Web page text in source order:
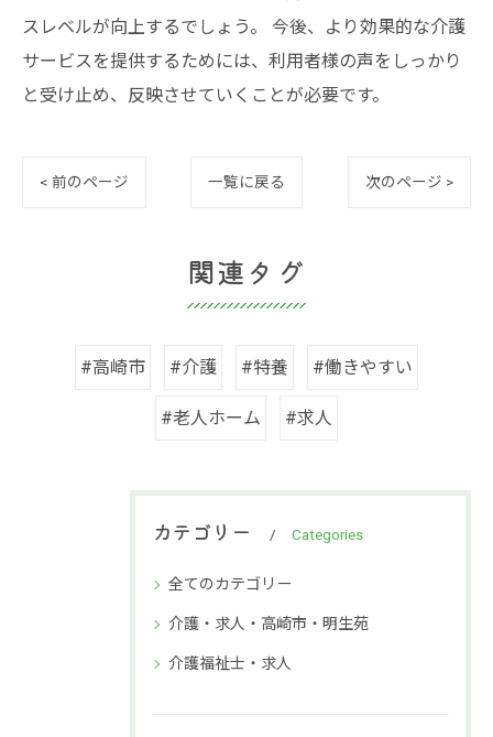
スレベルが向上するでしょう。 今後、より効果的な介護
サービスを提供するためには、利用者様の声をしっかり
と受け止め、反映させていくことが必要です。
< 前のページ 一覧に戻る 次のページ >
関連タグ
#高崎市 #介護 #特養 #働きやすい
#老人ホーム #求人
カテゴリー Categories
全てのカテゴリー
介護・求人・高崎市・明生苑
介護福祉士・求人